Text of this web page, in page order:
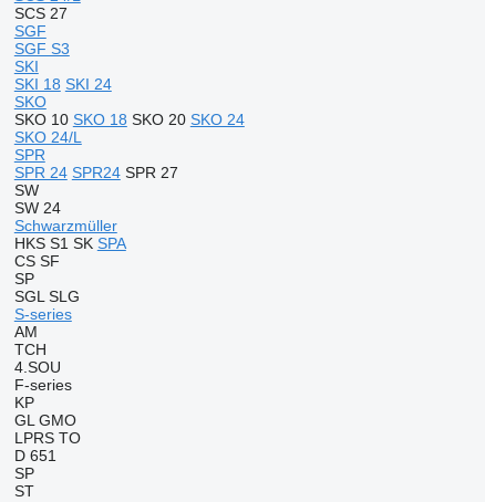
SCS 27
SGF
SGF S3
SKI
SKI 18 SKI 24
SKO
SKO 10 SKO 18 SKO 20 SKO 24
SKO 24/L
SPR
SPR 24 SPR24 SPR 27
SW
SW 24
Schwarzmüller
HKS S1 SK SPA
CS SF
SP
SGL SLG
S-series
AM
TCH
4.SOU
F-series
KP
GL GMO
LPRS TO
D 651
SP
ST